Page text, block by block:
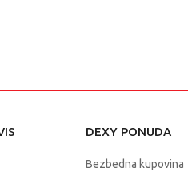
DEXY PONUDA
Bezbedna kupovina